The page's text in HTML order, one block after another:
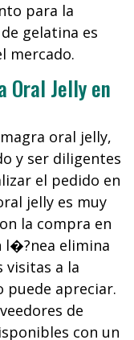
para la
gelatina es
mercado.
Oral Jelly en
oral jelly,
y ser diligentes
el pedido en
jelly es muy
la compra en
l�?­nea elimina
visitas a la
puede apreciar.
de
con un